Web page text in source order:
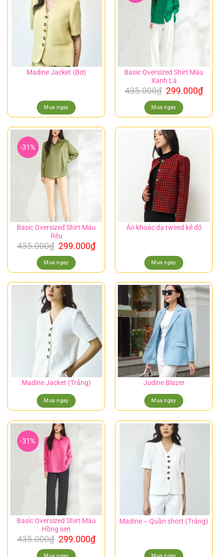
Madine Jacket (Bơ)
Mua ngay
Basic Oversized Shirt Màu
Xanh Lá
435.000₫ 299.000₫
Mua ngay
-31%
Basic Oversized Shirt Màu
Rêu
435.000₫ 299.000₫
Mua ngay
Áo khoác dạ tweed kẻ đỏ
Mua ngay
Madine Jacket (Trắng)
Mua ngay
Judine Blazer
Mua ngay
-31%
Basic Oversized Shirt Màu
Hồng sen
435.000₫ 299.000₫
Madine – Quần short (Trắng)